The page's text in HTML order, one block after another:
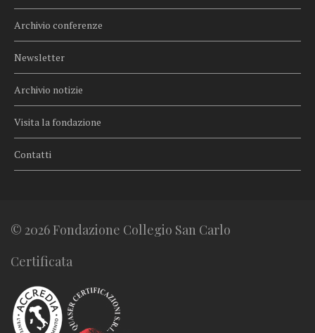
Archivio conferenze
Newsletter
Archivio notizie
Visita la fondazione
Contatti
© 2026 Fondazione Collegio San Carlo
Certificata